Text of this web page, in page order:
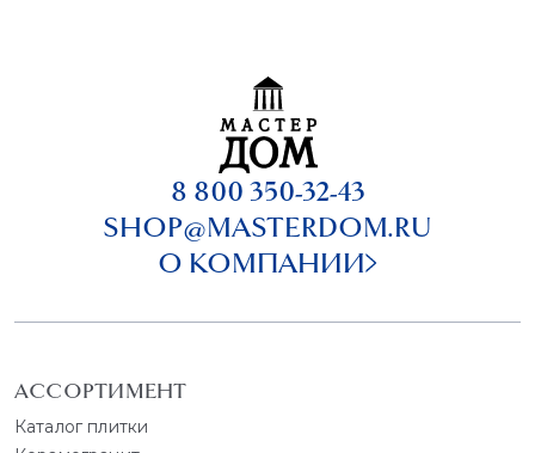
8 800 350-32-43
SHOP@MASTERDOM.RU
О КОМПАНИИ
АССОРТИМЕНТ
Каталог плитки